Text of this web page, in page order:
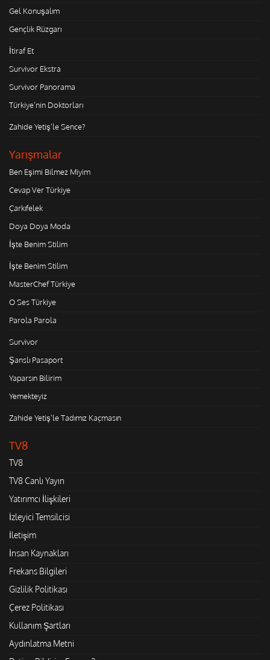
Gel Konuşalım
Gençlik Rüzgarı
İtiraf Et
Survivor Ekstra
Survivor Panorama
Türkiye'nin Doktorları
Zahide Yetiş'le Sence?
Yarışmalar
Ben Eşimi Bilmez Miyim
Cevap Ver Türkiye
Çarkıfelek
Doya Doya Moda
İşte Benim Stilim
İşte Benim Stilim
MasterChef Türkiye
O Ses Türkiye
Parola Parola
Survivor
Şanslı Pasaport
Yaparsın Bilirim
Yemekteyiz
Zahide Yetiş'le Tadımız Kaçmasın
TV8
TV8
TV8 Canlı Yayın
Yatırımcı İlişkileri
İzleyici Temsilcisi
İletişim
İnsan Kaynakları
Frekans Bilgileri
Gizlilik Politikası
Çerez Politikası
Kullanım Şartları
Aydınlatma Metni